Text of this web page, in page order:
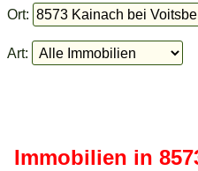
Ort:
Art:
Immobilien in